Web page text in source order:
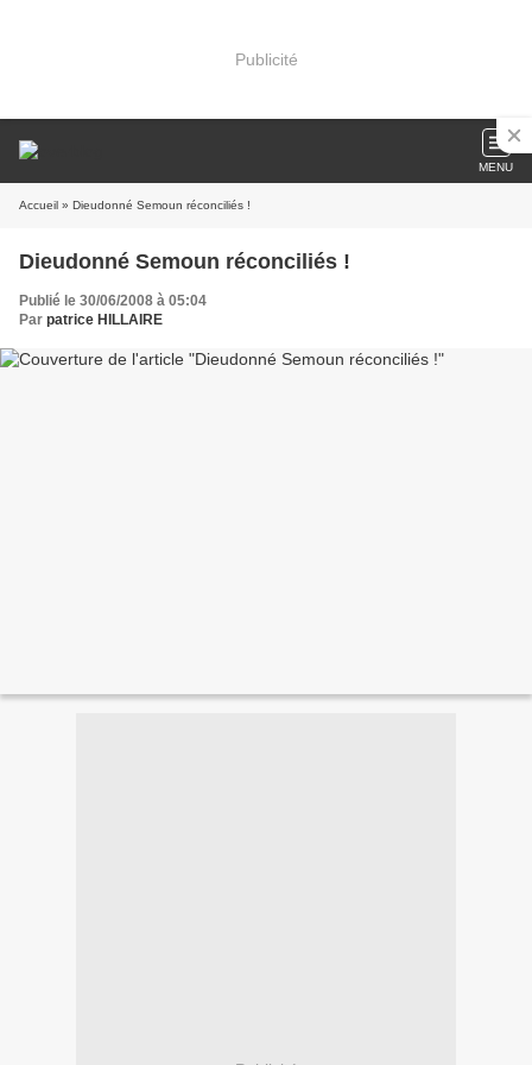
Publicité
MENU
Accueil » Dieudonné Semoun réconciliés !
Dieudonné Semoun réconciliés !
Publié le 30/06/2008 à 05:04
Par patrice HILLAIRE